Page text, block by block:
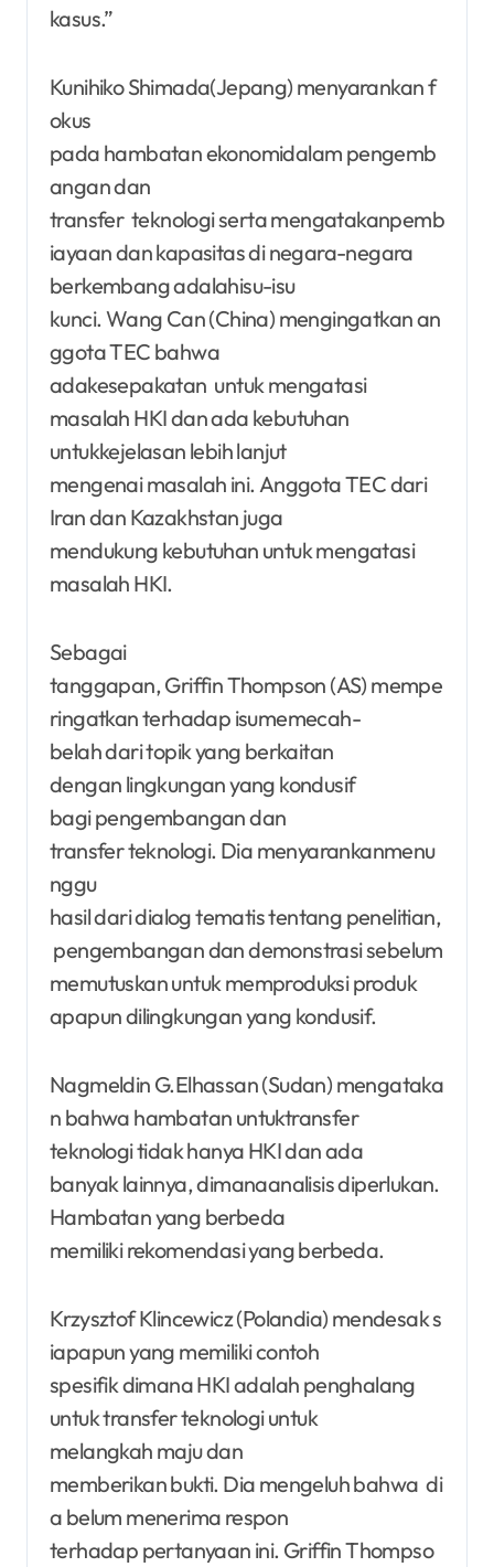
kasus.”
Kunihiko Shimada(Jepang) menyarankan f
okus
pada hambatan ekonomidalam pengemb
angan dan
transfer teknologi serta mengatakanpemb
iayaan dan kapasitas di negara-negara
berkembang adalahisu-isu
kunci. Wang Can (China) mengingatkan an
ggota TEC bahwa
adakesepakatan untuk mengatasi
masalah HKI dan ada kebutuhan
untukkejelasan lebih lanjut
mengenai masalah ini. Anggota TEC dari
Iran dan Kazakhstan juga
mendukung kebutuhan untuk mengatasi
masalah HKI.
Sebagai
tanggapan, Griffin Thompson (AS) mempe
ringatkan terhadap isumemecah-
belah dari topik yang berkaitan
dengan lingkungan yang kondusif
bagi pengembangan dan
transfer teknologi. Dia menyarankanmenu
nggu
hasil dari dialog tematis tentang penelitian,
pengembangan dan demonstrasi sebelum
memutuskan untuk memproduksi produk
apapun dilingkungan yang kondusif.
Nagmeldin G.Elhassan (Sudan) mengataka
n bahwa hambatan untuktransfer
teknologi tidak hanya HKI dan ada
banyak lainnya, dimanaanalisis diperlukan.
Hambatan yang berbeda
memiliki rekomendasi yang berbeda.
Krzysztof Klincewicz (Polandia) mendesak s
iapapun yang memiliki contoh
spesifik dimana HKI adalah penghalang
untuk transfer teknologi untuk
melangkah maju dan
memberikan bukti. Dia mengeluh bahwa di
a belum menerima respon
terhadap pertanyaan ini. Griffin Thompso